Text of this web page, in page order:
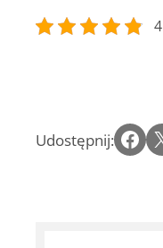
Udostępnij: Share on Facebook Email this Page